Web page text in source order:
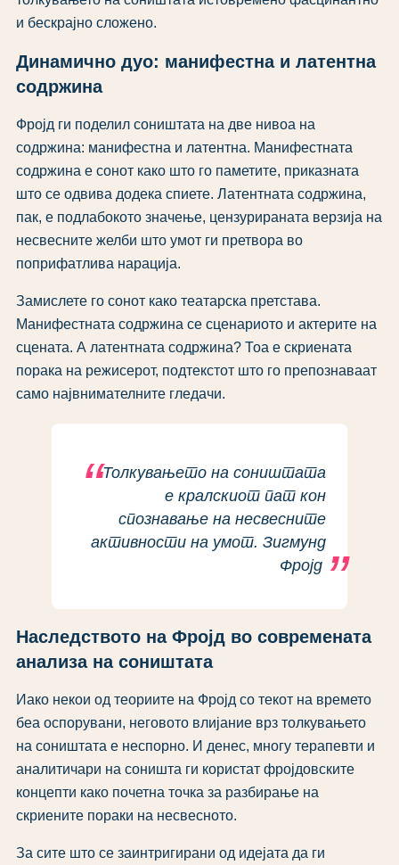
и бескрајно сложено.
Динамично дуо: манифестна и латентна
содржина
Фројд ги поделил соништата на две нивоа на
содржина: манифестна и латентна. Манифестната
содржина е сонот како што го паметите, приказната
што се одвива додека спиете. Латентната содржина,
пак, е подлабокото значење, цензурираната верзија на
несвесните желби што умот ги претвора во
поприфатлива нарација.
Замислете го сонот како театарска претстава.
Манифестната содржина се сценариото и актерите на
сцената. А латентната содржина? Тоа е скриената
порака на режисерот, подтекстот што го препознаваат
само највнимателните гледачи.
Толкувањето на соништата
е кралскиот пат кон
спознавање на несвесните
активности на умот. Зигмунд
Фројд
Наследството на Фројд во современата
анализа на соништата
Иако некои од теориите на Фројд со текот на времето
беа оспорувани, неговото влијание врз толкувањето
на соништата е неспорно. И денес, многу терапевти и
аналитичари на соништа ги користат фројдовските
концепти како почетна точка за разбирање на
скриените пораки на несвесното.
За сите што се заинтригирани од идејата да ги